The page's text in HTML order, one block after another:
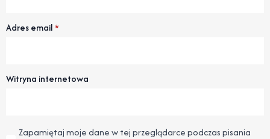
Adres email*
Witryna internetowa
Zapamiętaj moje dane w tej przeglądarce podczas pisania